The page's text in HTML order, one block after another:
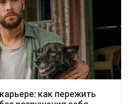
как пережить